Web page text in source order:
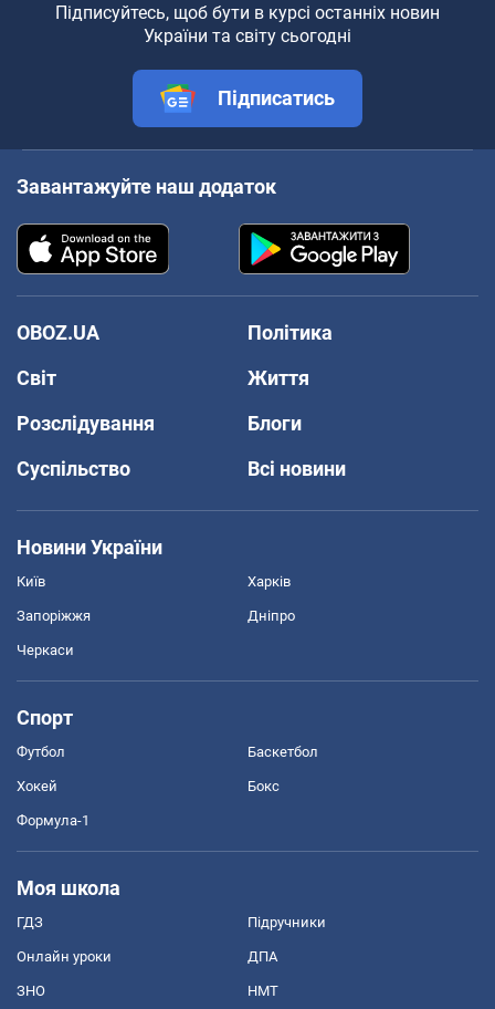
Підписуйтесь, щоб бути в курсі останніх новин
України та світу сьогодні
Підписатись
Завантажуйте наш додаток
OBOZ.UA
Політика
Світ
Життя
Розслідування
Блоги
Суспільство
Всі новини
Новини України
Київ Харків
Запоріжжя Дніпро
Черкаси
Спорт
Футбол Баскетбол
Хокей Бокс
Формула-1
Моя школа
ГДЗ Підручники
Онлайн уроки ДПА
ЗНО НМТ